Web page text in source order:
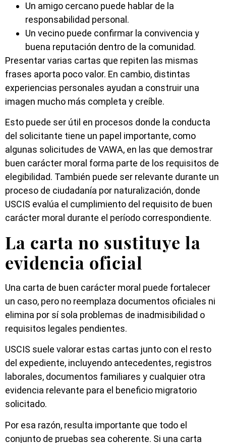
Un amigo cercano puede hablar de la
responsabilidad personal.
Un vecino puede confirmar la convivencia y
buena reputación dentro de la comunidad.
Presentar varias cartas que repiten las mismas
frases aporta poco valor. En cambio, distintas
experiencias personales ayudan a construir una
imagen mucho más completa y creíble.
Esto puede ser útil en procesos donde la conducta
del solicitante tiene un papel importante, como
algunas solicitudes de VAWA, en las que demostrar
buen carácter moral forma parte de los requisitos de
elegibilidad. También puede ser relevante durante un
proceso de ciudadanía por naturalización, donde
USCIS evalúa el cumplimiento del requisito de buen
carácter moral durante el período correspondiente.
La carta no sustituye la
evidencia oficial
Una carta de buen carácter moral puede fortalecer
un caso, pero no reemplaza documentos oficiales ni
elimina por sí sola problemas de inadmisibilidad o
requisitos legales pendientes.
USCIS suele valorar estas cartas junto con el resto
del expediente, incluyendo antecedentes, registros
laborales, documentos familiares y cualquier otra
evidencia relevante para el beneficio migratorio
solicitado.
Por esa razón, resulta importante que todo el
conjunto de pruebas sea coherente. Si una carta